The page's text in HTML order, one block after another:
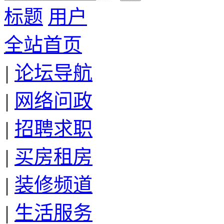
标题 用户
全站首页
| 论坛导航
| 网络问政
| 招聘求职
| 买房租房
| 装修频道
| 生活服务